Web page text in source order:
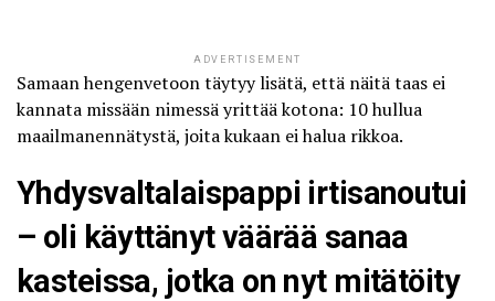
ADVERTISEMENT
Samaan hengenvetoon täytyy lisätä, että näitä taas ei
kannata missään nimessä yrittää kotona: 10 hullua
maailmanennätystä, joita kukaan ei halua rikkoa.
Yhdysvaltalaispappi irtisanoutui
– oli käyttänyt väärää sanaa
kasteissa, jotka on nyt mitätöity